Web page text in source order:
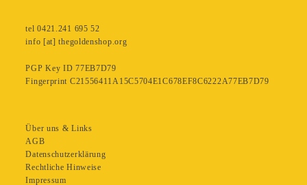
tel 0421.241 695 52
info [at] thegoldenshop.org
PGP Key ID 77EB7D79
Fingerprint C21556411A15C5704E1C678EF8C6222A77EB7D79
Über uns & Links
AGB
Datenschutzerklärung
Rechtliche Hinweise
Impressum